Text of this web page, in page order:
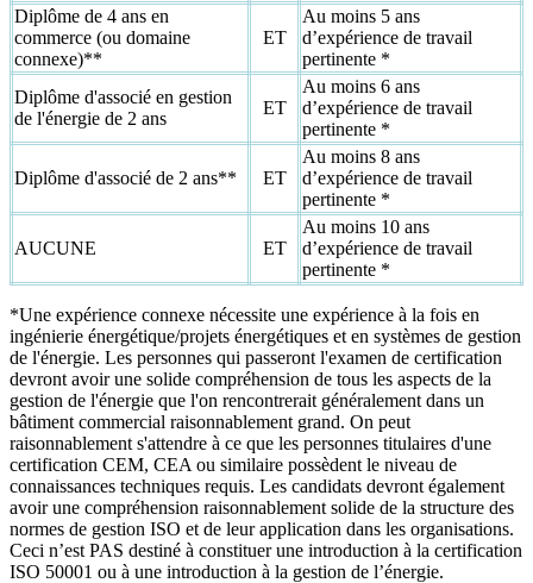
Diplôme de 4 ans en
commerce (ou domaine
connexe)**
ET
Au moins 5 ans
d’expérience de travail
pertinente *
Diplôme d'associé en gestion
de l'énergie de 2 ans
ET
Au moins 6 ans
d’expérience de travail
pertinente *
Diplôme d'associé de 2 ans** ET
Au moins 8 ans
d’expérience de travail
pertinente *
AUCUNE ET
Au moins 10 ans
d’expérience de travail
pertinente *
*Une expérience connexe nécessite une expérience à la fois en
ingénierie énergétique/projets énergétiques et en systèmes de gestion
de l'énergie. Les personnes qui passeront l'examen de certification
devront avoir une solide compréhension de tous les aspects de la
gestion de l'énergie que l'on rencontrerait généralement dans un
bâtiment commercial raisonnablement grand. On peut
raisonnablement s'attendre à ce que les personnes titulaires d'une
certification CEM, CEA ou similaire possèdent le niveau de
connaissances techniques requis. Les candidats devront également
avoir une compréhension raisonnablement solide de la structure des
normes de gestion ISO et de leur application dans les organisations.
Ceci n’est PAS destiné à constituer une introduction à la certification
ISO 50001 ou à une introduction à la gestion de l’énergie.